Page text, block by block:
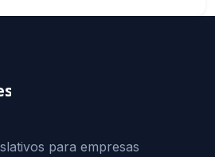
para empresas